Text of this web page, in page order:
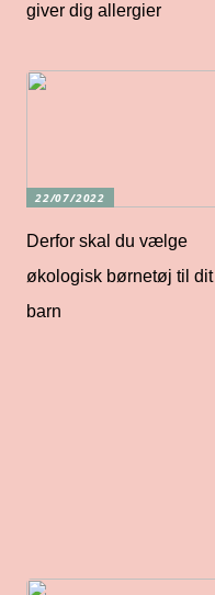
giver dig allergier
22/07/2022
Derfor skal du vælge
økologisk børnetøj til dit
barn